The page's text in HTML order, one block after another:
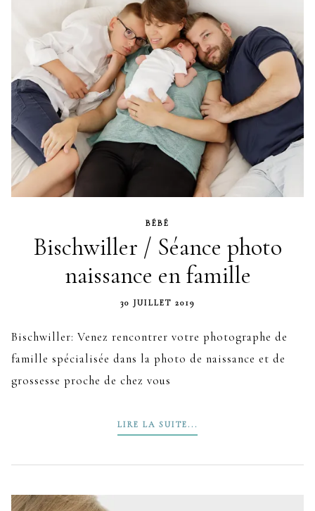
BÉBÉ
Bischwiller / Séance photo
naissance en famille
30 JUILLET 2019
Bischwiller: Venez rencontrer votre photographe de
famille spécialisée dans la photo de naissance et de
grossesse proche de chez vous
LIRE LA SUITE...